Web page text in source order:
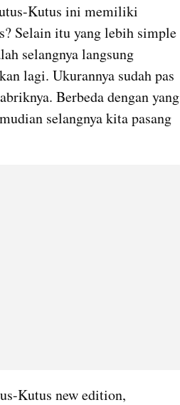
Kutus ini memiliki
Selain itu yang lebih simple
selangnya langsung
lagi. Ukurannya sudah pas
Berbeda dengan yang
selangnya kita pasang
Kutus new edition,